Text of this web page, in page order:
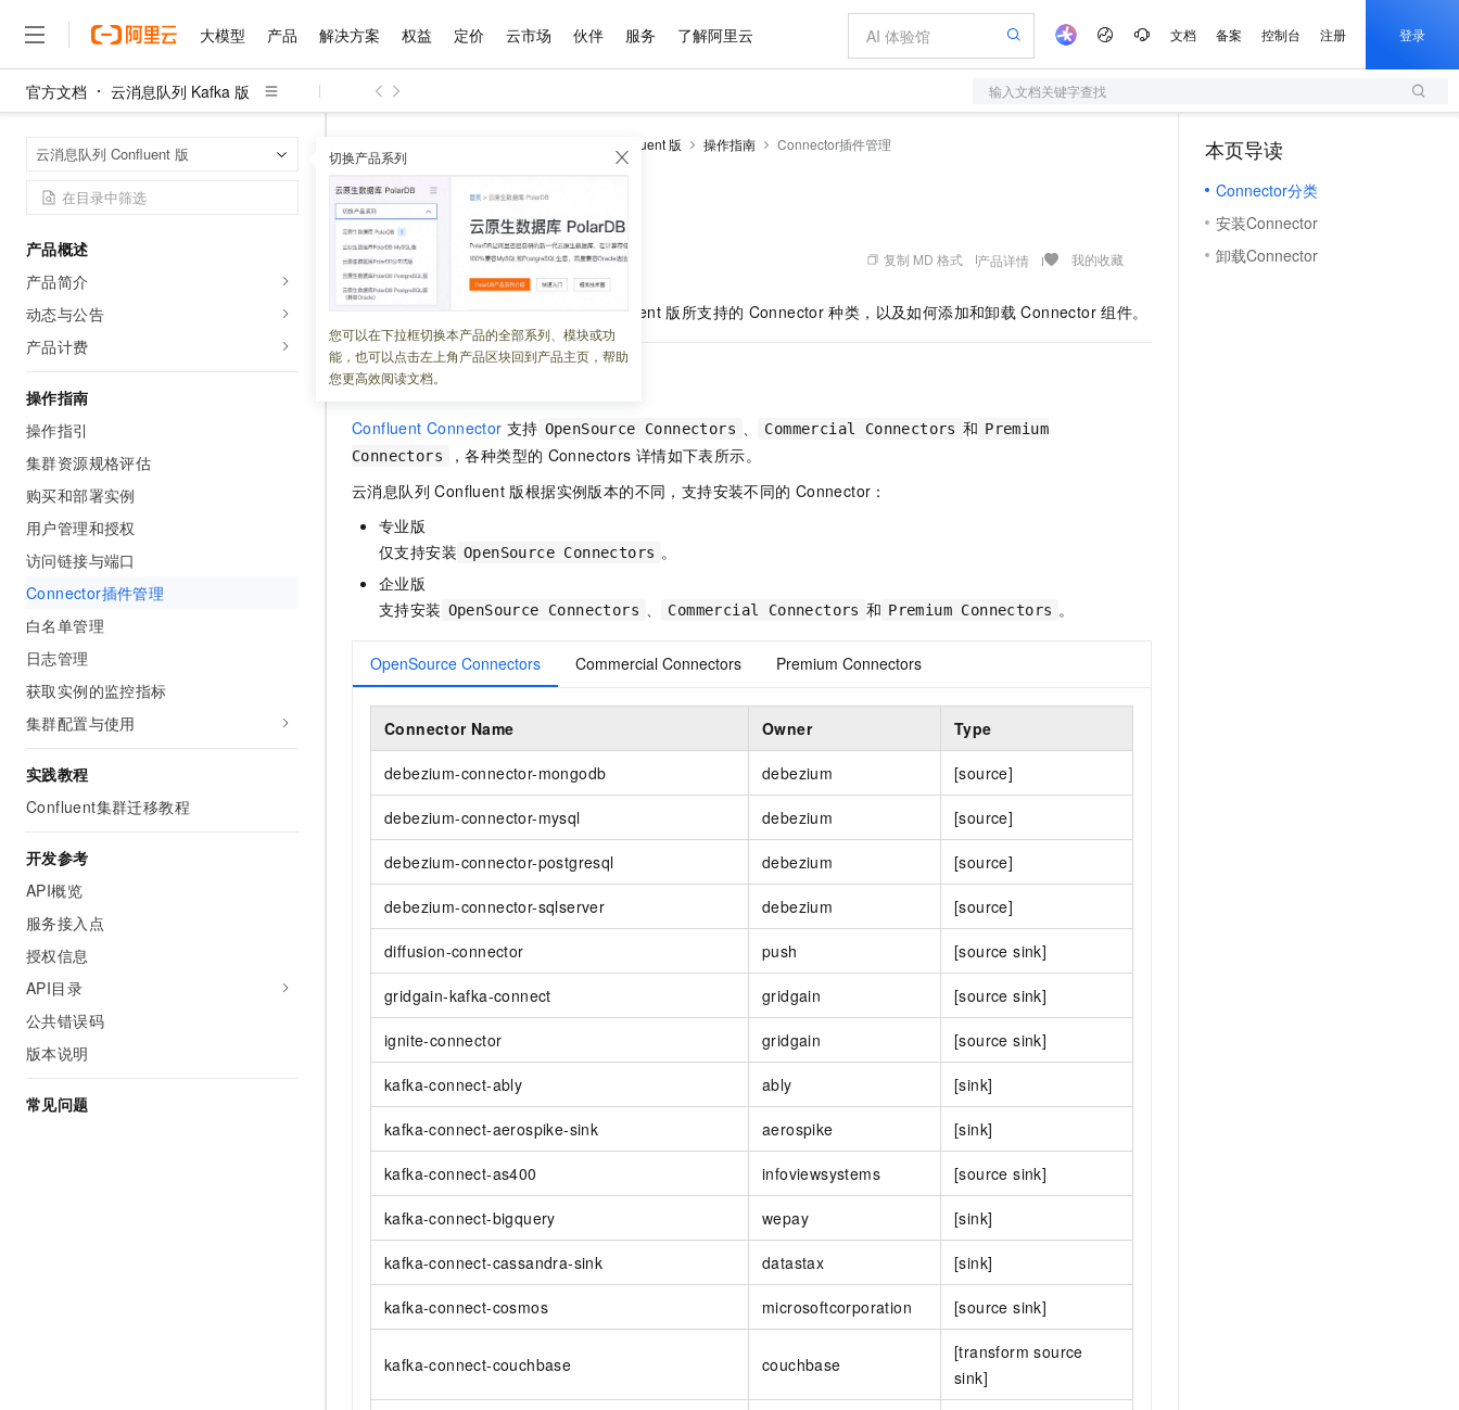
大模型 产品 解决方案 权益 定价 云市场 伙伴 服务 了解阿里云 文档 备案 控制台 注册 登录
官方文档 云消息队列 Kafka 版 输入文档关键字查找
云消息队列 Confluent 版 切换产品系列
您可以在下拉框切换本产品的全部系列、模块或功
能，也可以点击左上角产品区块回到产品主页，帮助
您更高效阅读文档。
产品概述
产品简介
动态与公告
产品计费
操作指南
操作指引
集群资源规格评估
购买和部署实例
用户管理和授权
访问链接与端口
Connector插件管理
白名单管理
日志管理
获取实例的监控指标
集群配置与使用
实践教程
Confluent集群迁移教程
开发参考
API概览
服务接入点
授权信息
API目录
公共错误码
版本说明
常见问题
云消息队列 Confluent 版 操作指南 Connector插件管理
Connector插件管理
更新时间： 2026-05-25 06:39:52 复制 MD 格式 产品详情 我的收藏
云消息队列 Confluent 版所支持的 Connector 种类，以及如何添加和卸载 Connector 组件。
Connector
Confluent Connector 支持 OpenSource Connectors 、 Commercial Connectors 和 Premium
Connectors
，各种类型的 Connectors 详情如下表所示。
云消息队列 Confluent 版根据实例版本的不同，支持安装不同的 Connector：
专业版
仅支持安装 OpenSource Connectors 。
企业版
支持安装 OpenSource Connectors 、 Commercial Connectors 和 Premium Connectors 。
OpenSource Connectors Commercial Connectors Premium Connectors
Connector Name Owner Type
debezium-connector-mongodb debezium [source]
debezium-connector-mysql debezium [source]
debezium-connector-postgresql debezium [source]
debezium-connector-sqlserver debezium [source]
diffusion-connector push [source sink]
gridgain-kafka-connect gridgain [source sink]
ignite-connector gridgain [source sink]
kafka-connect-ably ably [sink]
kafka-connect-aerospike-sink aerospike [sink]
kafka-connect-as400 infoviewsystems [source sink]
kafka-connect-bigquery wepay [sink]
kafka-connect-cassandra-sink datastax [sink]
kafka-connect-cosmos microsoftcorporation [source sink]
kafka-connect-couchbase couchbase
[transform source
sink]
本页导读
Connector分类
安装Connector
卸载Connector
大模型
大模型
文本生成
Qwen3.8-Max HOT
智能体时代全能旗舰模型
能看、能想、能动手的多模态智能体模型
视觉 Coding、空间感知、多模态思考等全面升级
Kimi 最新旗舰模型，长程编程与推理利器
旗舰 MoE 大模型，百万上下文与顶尖推理能力
GLM-5.2
1M上下文，专为长程任务能力而生
图生视频，流畅自然，细节丰富
大模型服务
千问AI平台-模型体验
新一代 AI 视频生成模型，深度适配广告营销等场景 云端极速 AI 应用创作平台
大模型解决方案
快速部署 Dify，高效搭建 AI 应用 10分钟微调：让0.6B模型媲美235B模型 多模态数据信息提取
产品
精选产品
人工智能与机器学习
存储
网络与CDN
安全
中间件
数据库
媒体服务
企业服务与云通信
域名与网站
终端用户计算
Serverless
迁移与运维管理
专有云
精选产品
大模型服务平台百炼
大模型服务与应用平台
千问大模型
多元化、高性能、安全可靠的大模型服务
无影云电脑
随时随地安全接入的云上超级电脑
云解析DNS
云原生大数据计算服务 MaxCompute
面向分析的企业级SaaS模式云数据仓库
域名与网站
对象存储 OSS
人工智能平台 PAI
一站式AI开发、训练和推理服务
Qoder CN
容器服务 Kubernetes 版 ACK
提供一站式管理容器应用的 K8s 服务
全托管，含MySQL、PostgreSQL、SQL Server、MariaDB多引擎
Qoder
面向真实软件的智能体编程平台
云防火墙
轻量应用服务器
数字证书管理服务（原SSL证书）
实现全站HTTPS，呈现可信的WEB访问
解决方案
精选解决方案
AI
现代化应用
安全
网络
可观测
上云与迁云
企业出海
政企业务
精选解决方案
睿译宝，AI翻译排版一步到位
上传文档即自动完成翻译和格式还原
GLM-5.2：长任务时代开源旗舰模型
真正可用的 1M 上下文,一次完成代码全链路开发
Hermes Agent，打造自进化智能体
自主进化，持久记忆，越用越聪明
快速拥有专属 OpenClaw
即刻拥有 DeepSeek-V4-Pro
轻松解锁专属 DeepSeek-V4-Pro
5 分钟轻松部署专属 QwenPaw
从聊天伙伴进化为能主动干活的本地数字员工
Claude Code + GStack 打造工程团队
一键购买专属联机服务器，轻松开启游戏
高效搭建 AI 智能体与工作流应用
通过阿里云百炼高效搭建AI应用,助力高效开发
Agency Agents：拥有专属领域专家
HappyHorse 打造一站式影视创作平台
权益 普惠上云
普惠上云 官方力荐
云服务器38元/年起，超值低价云产品抢先购
官方推荐返现计划
推荐新用户得奖励，单订单最高返9万
云工开物
高校专属算力普惠，学生认证享300元代金券
免费试用
解决方案免费试用 新老同享
最高领取价值200元试用点，立即开启云上创新
AI 产品 免费试用
1亿+ 大模型 tokens 和 30+ 款产品免费体验
产品新客免费试用，最长12个月
助力企业全员 AI 认知与能力提升
AI 特惠
智启 AI 普惠权益
阿里云 OPC 创新助力计划
至高百万元 Token 补贴，加速一人公司成长
Token Plan 模型订阅计划
Qwen3.8-Max 首发尝鲜，限时加量 10 倍，夜间低至2折
千问办公，限时限量积分加倍
万小智 AI 建站低至 15元/月
送.CN域名，送备案服务码
Night Plan 支持 Qwen 3.8-Max
AI 场景体验
从图文生成到视频创作，一键激活电商全链路生产力
AI 广告创作
图文、视频一站生成，高效打造优质广告素材
AI 短剧/漫剧
AI 活动
AI 生产力先锋
先锋实践拓展 AI 生产力的边界
飞天发布时刻
所见，即是所愿
定价 产品定价
了解云产品的定价详情
云上成本管理
管理和优化成本
价格计算器
自助选配和估算价格
价格优势
推动算力普惠，释放技术红利
配置报价器
阿里云 OPC 创新助力计划
Token 补贴，五大权
益加速 OPC 成功
云市场 精选商城
网站建设
多端小程序
Salesforce 国际版订阅
友盟天域
观测云
Tuya 物联网平台阿里云版
电子合同
畅捷通
Tableau 订阅
AI空中课堂在线直播课堂（旗舰版）
生态解决方案
行业生态解决方案
开发者生态解决方案
数据与 API
数据集
身份实名认证
短信
OCR 文字识别
发票查验
快递物流查询
企业应用
ERP
财税管理
400电话
基础软件
JAVA
WordPress
建站小程序
模板建站
定制建站
定制小程序
专业服务
伙伴 成为销售伙伴
分销伙伴
咨询伙伴
销售伙伴合作计划
Salesforce On Alibaba Cloud
Consulting Partner 合作计划
成为产品伙伴
产品生态集成认证中心
产品生态伙伴工作台
产品伙伴合作计划
云网络合作计划
成为服务伙伴
服务伙伴合作计划
Al MaaS 服务伙伴赋能合作
伙伴信用分合作计划
更多支持
服务 售前咨询
在线服务
售后服务
自助服务
工单服务
短信专区
企业增值服务
企业支持计划
企业增值服务台
企业成长
服务实践
阿里云认证
信息公告
开发者社区
了解阿里云 为什么选择阿里云
什么是云计算
技术领先
稳定可靠
安全合规
分析师报告
研究报告与白皮书
天池大赛
入门学习赛
最佳实践
云上春晚
云栖战略参考
云上的中国
看见新力量
金融模力时刻
市场活动 加入我们
校园招聘